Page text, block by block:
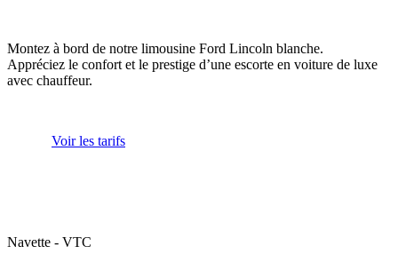
Montez à bord de notre limousine Ford Lincoln blanche.
Appréciez le confort et le prestige d’une escorte en voiture de luxe
avec chauffeur.
Voir les tarifs
Navette - VTC